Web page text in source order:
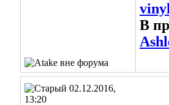
В
02.12.2016,
13:20